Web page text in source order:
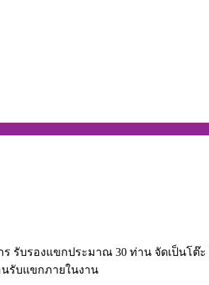
บรองแขกประมาณ 30 ท่าน จัดเป็นโต๊
นรับแขกภายในงาน